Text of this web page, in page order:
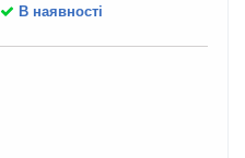
В наявності